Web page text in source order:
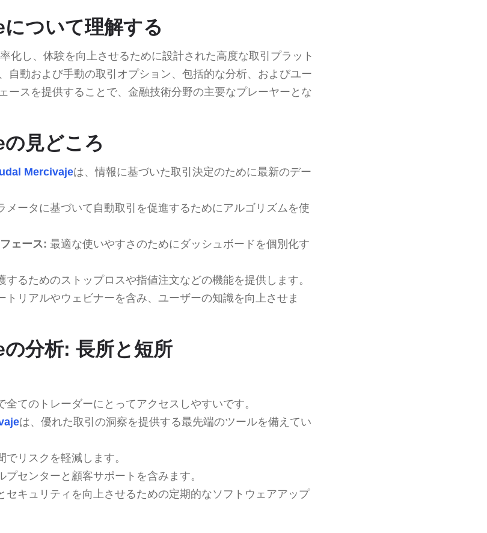
ついて理解する
化し、体験を向上させるために設計された高度な取引プラット
自動および手動の取引オプション、包括的な分析、およびユー
ースを提供することで、金融技術分野の主要なプレーヤーとな
見どころ
Mercivajeは、情報に基づいた取引決定のために最新のデー
メータに基づいて自動取引を促進するためにアルゴリズムを使
ェース: 最適な使いやすさのためにダッシュボードを個別化す
するためのストップロスや指値注文などの機能を提供します。
トリアルやウェビナーを含み、ユーザーの知識を向上させま
分析: 長所と短所
全てのトレーダーにとってアクセスしやすいです。
は、優れた取引の洞察を提供する最先端のツールを備えてい
でリスクを軽減します。
プセンターと顧客サポートを含みます。
セキュリティを向上させるための定期的なソフトウェアアップ